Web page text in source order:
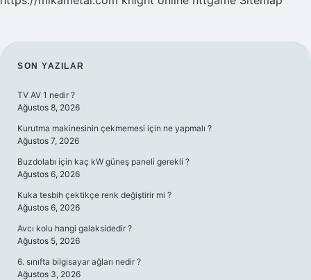
SIDEBAR
SON YAZILAR
TV AV 1 nedir ?
Ağustos 8, 2026
Kurutma makinesinin çekmemesi için ne yapmalı ?
Ağustos 7, 2026
Buzdolabı için kaç kW güneş paneli gerekli ?
Ağustos 6, 2026
Kuka tesbih çektikçe renk değiştirir mi ?
Ağustos 6, 2026
Avcı kolu hangi galaksidedir ?
Ağustos 5, 2026
6. sınıfta bilgisayar ağları nedir ?
Ağustos 3, 2026